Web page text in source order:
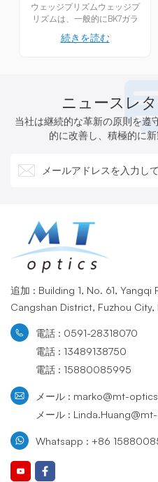
ウェッジプリズムウェッジプ
リズムは、一般的にBK7ガラ
作られ、光学窓と同様の機能
るのを効果的に遮断するよう
性により、レーザーアライメ
ントシステム、光学測定機
密に制御することで（通常は
証します。研究室でも産業用
光学アプリケーションでも、
ウェッジプリズムは光路を最
適化し、光学系の精度を向上
させる上で重要な役割を果た
続きを読む
ニュースレ
当社は継続的な革新の原則を遵
的に改善し、積極的に
追加 : Building 1, No. 61,
Cangshan District, Fuzhou City,
電話 : 0591-28318070
電話 : 13489138750
電話 : 15880085995
メール : marko@mt-
メール :
Whatsapp : +86